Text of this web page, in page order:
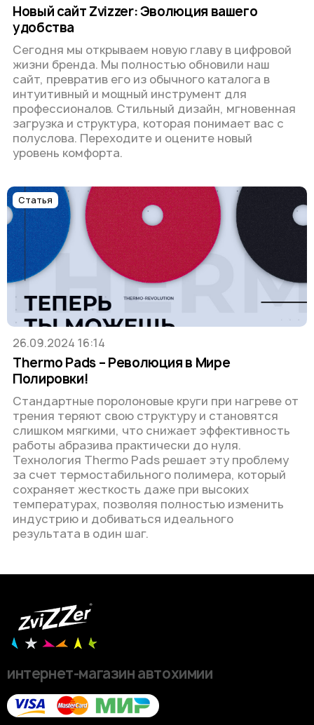
Новый сайт Zvizzer: Эволюция вашего
удобства
Сегодня мы открываем новую главу в цифровой
жизни бренда. Мы полностью обновили наш
сайт, превратив его из обычного каталога в
интуитивный и мощный инструмент для
профессионалов. Стильный дизайн, мгновенная
загрузка и структура, которая понимает вас с
полуслова. Переходите и оцените новый
уровень комфорта.
Статья
26.09.2024 16:14
Thermo Pads – Революция в Мире
Полировки!
Стандартные поролоновые круги при нагреве от
трения теряют свою структуру и становятся
слишком мягкими, что снижает эффективность
работы абразива практически до нуля.
Технология Thermo Pads решает эту проблему
за счет термостабильного полимера, который
сохраняет жесткость даже при высоких
температурах, позволяя полностью изменить
индустрию и добиваться идеального
результата в один шаг.
интернет-магазин автохимии